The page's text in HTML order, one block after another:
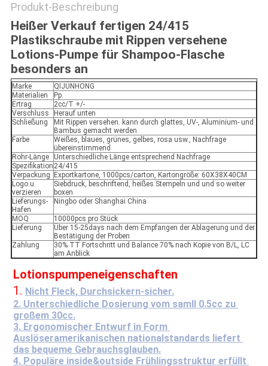
Produkt-Beschreibung
Heißer Verkauf fertigen 24/415
Plastikschraube mit Rippen versehene
Lotions-Pumpe für Shampoo-Flasche
besonders an
Marke
QIJUNHONG
Materialien
Pp.
Ertrag
2cc/T +/-
Verschluss
Herauf unten
Schließung
Mit Rippen versehen. kann durch glattes, UV-, Aluminium- und
Bambus gemacht werden
Farbe
Weißes, blaues, grünes, gelbes, rosa usw., Nachfrage
übereinstimmend
Rohr-Länge
Unterschiedliche Länge entsprechend Nachfrage
Spezifikation 24/415
Verpackung
Exportkartone, 1000pcs/carton, Kartongröße: 60X38X40CM
Logo u.
verzieren
Siebdruck, beschriftend, heißes Stempeln und und so weiter
boxen
Lieferungs-
Hafen
Ningbo oder Shanghai China
MOQ
10000pcs pro Stück
Lieferung
Über 15-25days nach dem Empfangen der Ablagerung und der
Bestätigung der Proben
Zahlung
30% TT Fortschritt und Balance 70% nach Kopie von B/L, LC
am Anblick
Lotionspumpeneigenschaften
1. Nicht Fleck, Durchsickern-sicher.
2. Unterschiedliche Dosierung vom samll 0.5cc zu
großem 30cc.
3. Ergonomischer Entwurf in Form
Auslöseramerikanischen nationalstandards liefert
das bequeme Gebrauchsglauben.
4. Populäre inside&outside Frühlingsstruktur erfüllt